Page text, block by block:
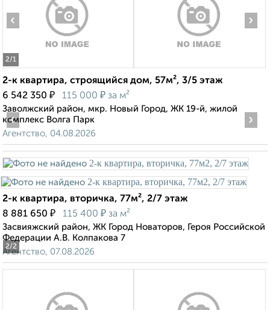
2/1
‹ ›
2-к квартира, строящийся дом, 57м², 3/5 этаж
6 542 350 ₽ 115 000 ₽ за м²
Заволжский район, мкр. Новый Город, ЖК 19-й, жилой
комплекс Волга Парк
Агентство, 04.08.2026
2/2
‹ ›
2-к квартира, вторичка, 77м², 2/7 этаж
8 881 650 ₽ 115 400 ₽ за м²
Засвияжский район, ЖК Город Новаторов, Героя Российской
Федерации А.В. Колпакова 7
Агентство, 07.08.2026